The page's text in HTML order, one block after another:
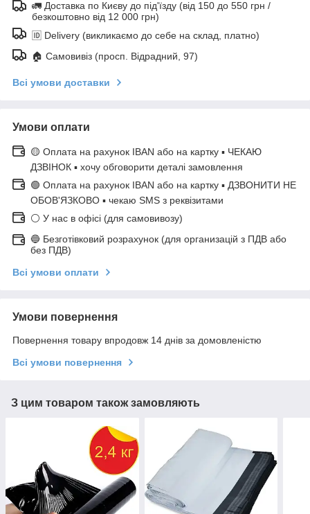
🚛 Доставка по Києву до під'їзду (від 150 до 550 грн /
безкоштовно від 12 000 грн)
🆔 Delivery (викликаємо до себе на склад, платно)
🏠 Самовивіз (просп. Відрадний, 97)
Всі умови доставки
Умови оплати
🟡 Оплата на рахунок IBAN або на картку ▪ ЧЕКАЮ
ДЗВІНОК ▪ хочу обговорити деталі замовлення
🟢 Оплата на рахунок IBAN або на картку ▪ ДЗВОНИТИ НЕ
ОБОВ'ЯЗКОВО ▪ чекаю SMS з реквізитами
⚪ У нас в офісі (для самовивозу)
🔵 Безготівковий розрахунок (для организацій з ПДВ або
без ПДВ)
Всі умови оплати
Умови повернення
Повернення товару впродовж 14 днів за домовленістю
Всі умови повернення
З цим товаром також замовляють